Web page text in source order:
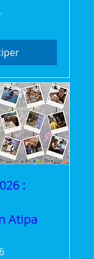
:
Atipa